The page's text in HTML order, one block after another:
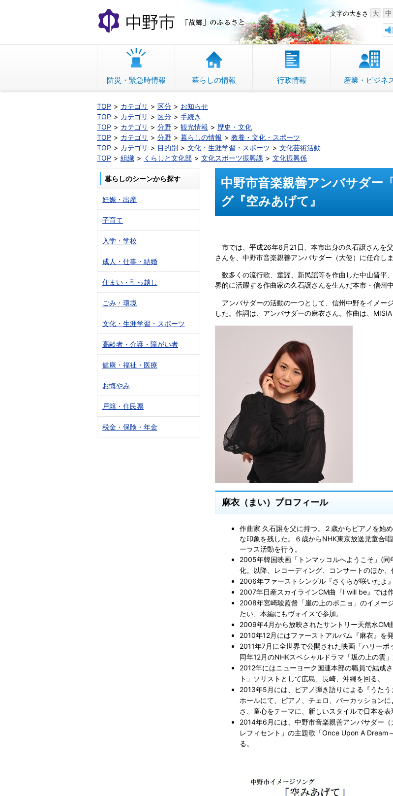
文
へ
動
中野市 「故郷」のふるさと文字の大きさ 大 中
防災・緊急時情報 暮らしの情報 行政情報 産業・ビジネ
TOP カテゴリ 区分
お知らせ
TOP
カテゴリ 区分
手続き
TOP
カテゴリ 分野 観光情報
歴史・文化
TOP
カテゴリ 分野 暮らしの情報
教養・文化・スポーツ
TOP
カテゴリ 目的別 文化・生涯学習・スポーツ
文化芸術活動
TOP
組織 くらしと文化部 文化スポーツ振興課 文化振興係
中野市音楽親善アンバサダー
グ『空みあげて』
市では、平成26年6月21日、本市出身の久石譲さんを
さんを、中野市音楽親善アンバサダー（大使）に任命しま
数多くの流行歌、童謡、新民謡等を作曲した中山晋平
界的に活躍する作曲家の久石譲さんを生んだ本市・信州
アンバサダーの活動の一つとして、信州中野をイメー
した。 作詞は、アンバサダーの麻衣さん。作曲は、
麻衣（まい）プロフィール
作曲家 久石譲を父に持つ。２歳からピアノを始
な印象を残した。６歳からNHK東京放送児童合
ーラス活動を行う。
2005年韓国映画「トンマッコルへようこそ」(
化。以降、レコーディング、コンサートのほか
2006年ファーストシングル『さくらが咲いたよ
2007年日産スカイラインCM曲『I will be』では
2008年宮崎駿監督「崖の上のポニョ」のイメー
たい、本編にもヴォイスで参加。
2009年4月から放映されたサントリー天然水CM
2010年12月にはファーストアルバム『麻衣』を発
2011年7月に全世界で公開された映画「ハリー
同年12月のNHKスペシャルドラマ「坂の上の雲
2012年にはニューヨーク国連本部の職員で結成
ト」ソリストとして広島、長崎、沖縄を回る。
2013年5月には、ピアノ弾き語りによる『うた
ホールにて、ピアノ、チェロ、パーカッション
さ、童心をテーマに、新しいスタイルで日本を表
2014年6月には、中野市音楽親善アンバサダー
レフィセント」の主題歌「Once Upon A Dream
る。
暮らしのシーンから探す
妊娠・出産
子育て
入学・学校
成人・仕事・結婚
住まい・引っ越し
ごみ・環境
文化・生涯学習・スポーツ
高齢者・介護・障がい者
健康・福祉・医療
お悔やみ
戸籍・住民票
税金・保険・年金